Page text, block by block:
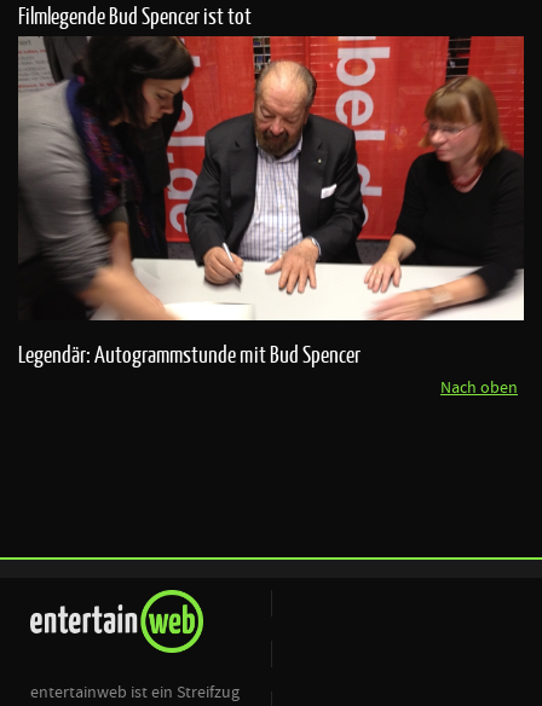
Filmlegende Bud Spencer ist tot
Legendär: Autogrammstunde mit Bud Spencer
Nach oben
entertainweb ist ein Streifzug